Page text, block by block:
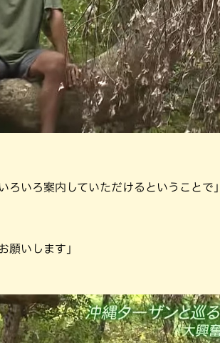
ろいろ案内していただけるということで」
願いします」